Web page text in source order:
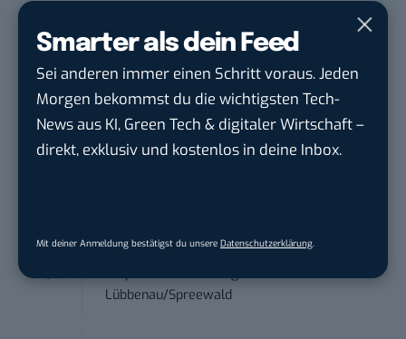
Smarter als dein Feed
Sei anderen immer einen Schritt voraus. Jeden
Morgen bekommst du die wichtigsten Tech-
News aus KI, Green Tech & digitaler Wirtschaft –
direkt, exklusiv und kostenlos in deine Inbox.
Mit deiner Anmeldung bestätigst du unsere Datenschutzerklärung
Anforderungs- und Projektmanager
touristische...
trendtours Holding GmbHinEschborn
Performance Marketing Manager
Schwerpunkt Pai...
PR & Social Media Coordinator (m/w/d)
Lübbenau/Spreewald